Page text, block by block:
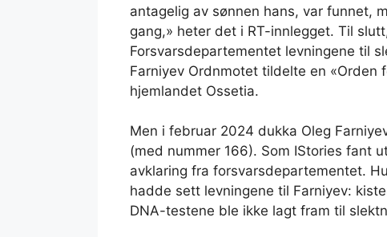
antagelig av sønnen hans, var funnet,
gang,» heter det i RT-innlegget. Til
Forsvarsdepartementet levningene til
Farniyev Ordnmotet tildelte en «Orden
hjemlandet Ossetia.
Men i februar 2024 dukka Oleg
(med nummer 166). Som IStories fant
avklaring fra forsvarsdepartementet.
hadde sett levningene til Farniyev:
DNA-testene ble ikke lagt fram til